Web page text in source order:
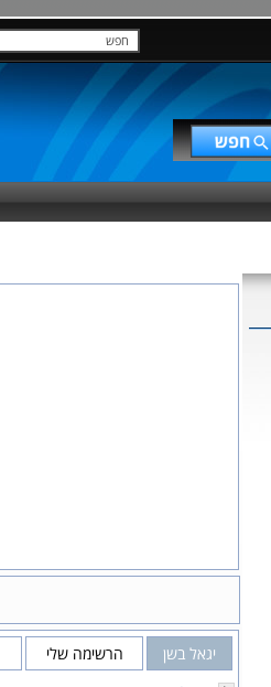
יגאל בשן הרשימה שלי